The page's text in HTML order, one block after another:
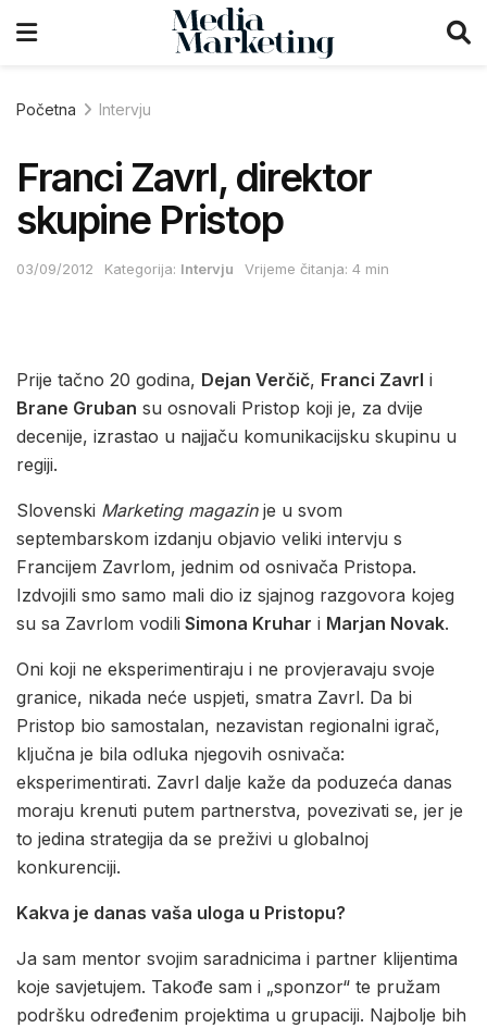
Početna Intervju
Franci Zavrl, direktor
skupine Pristop
03/09/2012 Kategorija: Intervju Vrijeme čitanja: 4 min
Prije tačno 20 godina, Dejan Verčič, Franci Zavrl i
Brane Gruban su osnovali Pristop koji je, za dvije
decenije, izrastao u najjaču komunikacijsku skupinu u
regiji.
Slovenski Marketing magazinje u svom
septembarskom izdanju objavio veliki intervju s
Francijem Zavrlom, jednim od osnivača Pristopa.
Izdvojili smo samo mali dio iz sjajnog razgovora kojeg
su sa Zavrlom vodili Simona Kruhar i Marjan Novak.
Oni koji ne eksperimentiraju i ne provjeravaju svoje
granice, nikada neće uspjeti, smatra Zavrl. Da bi
Pristop bio samostalan, nezavistan regionalni igrač,
ključna je bila odluka njegovih osnivača:
eksperimentirati. Zavrl dalje kaže da poduzeća danas
moraju krenuti putem partnerstva, povezivati se, jer je
to jedina strategija da se preživi u globalnoj
konkurenciji.
Kakva je danas vaša uloga u Pristopu?
Ja sam mentor svojim saradnicima i partner klijentima
koje savjetujem. Takođe sam i „sponzor“ te pružam
podršku određenim projektima u grupaciji. Najbolje bih